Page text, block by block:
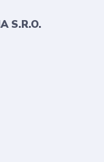
S.R.O.